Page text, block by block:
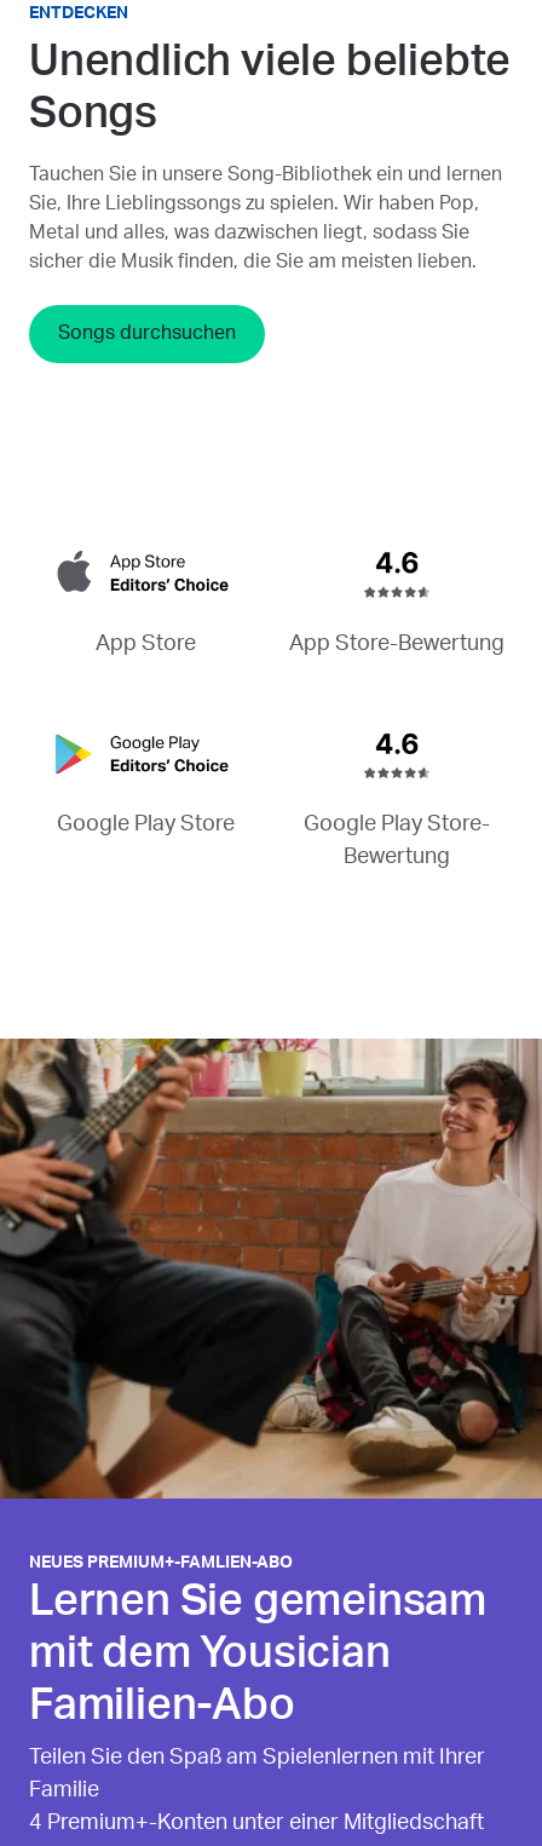
ENTDECKEN
Unendlich viele beliebte
Songs
Tauchen Sie in unsere Song-Bibliothek ein und lernen
Sie, Ihre Lieblingssongs zu spielen. Wir haben Pop,
Metal und alles, was dazwischen liegt, sodass Sie
sicher die Musik finden, die Sie am meisten lieben.
Songs durchsuchen
App Store App Store-Bewertung
Google Play Store
Google Play Store-
Bewertung
NEUES PREMIUM+-FAMLIEN-ABO
Lernen Sie gemeinsam
mit dem Yousician
Familien-Abo
Teilen Sie den Spaß am Spielenlernen mit Ihrer
Familie
4 Premium+-Konten unter einer Mitgliedschaft